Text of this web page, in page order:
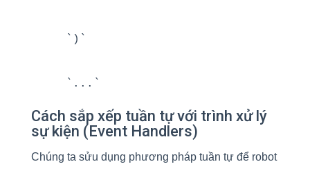
    `)`
Cách sắp xếp tuần tự với trình xử lý
sự kiện (Event Handlers)
Chúng ta sửu dụng phương pháp tuần tự để robot